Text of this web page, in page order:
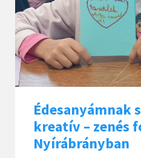
Édesanyámnak
kreatív – zenés
Nyírábrányban